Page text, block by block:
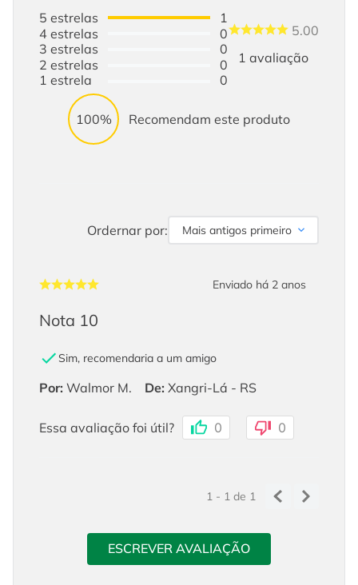
5estrelas
4estrelas
3estrelas
2estrelas
1estrela
1
0
0
0
0
5.00
1avaliação
100% Recomendam este produto
Ordernar por: Mais antigos primeiro
Enviado há 2 anos
Nota 10
Sim, recomendaria a um amigo
Por: Walmor M. De: Xangri-Lá - RS
Essa avaliação foi útil? 0 0
1 - 1de 1
ESCREVER AVALIAÇÃO